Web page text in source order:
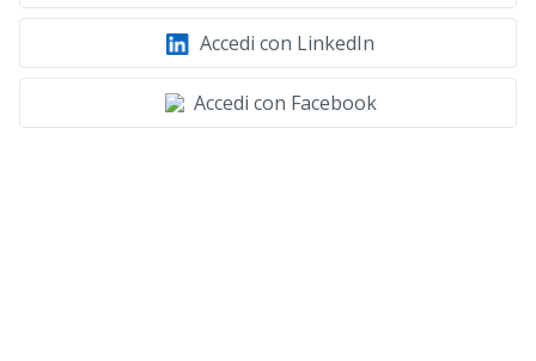
Accedi con LinkedIn
Accedi con Facebook